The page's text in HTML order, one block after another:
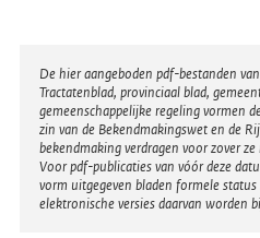
Disclaimer
De hier aangeboden pdf-bestanden
Tractatenblad, provinciaal blad,
gemeenschappelijke regeling vormen
zin van de Bekendmakingswet en de
bekendmaking verdragen voor zover
Voor pdf-publicaties van vóór deze
vorm uitgegeven bladen formele
elektronische versies daarvan worden